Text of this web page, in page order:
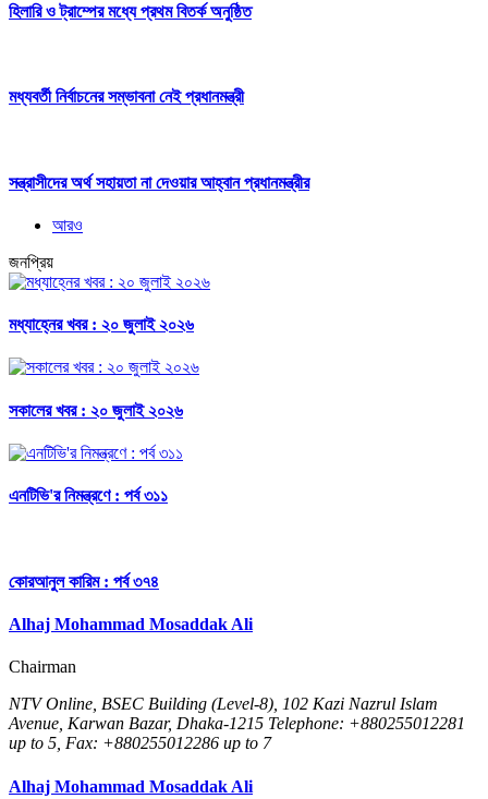
হিলারি ও ট্রাম্পের মধ্যে প্রথম বিতর্ক অনুষ্ঠিত
মধ্যবর্তী নির্বাচনের সম্ভাবনা নেই প্রধানমন্ত্রী
সন্ত্রাসীদের অর্থ সহায়তা না দেওয়ার আহ্বান প্রধানমন্ত্রীর
আরও
জনপ্রিয়
মধ্যাহ্নের খবর : ২০ জুলাই ২০২৬
সকালের খবর : ২০ জুলাই ২০২৬
এনটিভি'র নিমন্ত্রণে : পর্ব ৩১১
কোরআনুল কারিম : পর্ব ৩৭৪
Alhaj Mohammad Mosaddak Ali
Chairman
NTV Online, BSEC Building (Level-8), 102 Kazi Nazrul Islam
Avenue, Karwan Bazar, Dhaka-1215 Telephone: +880255012281
up to 5, Fax: +880255012286 up to 7
Alhaj Mohammad Mosaddak Ali